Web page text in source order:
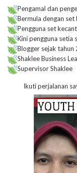
Pengamal dan
Bermula dengan set
Pengguna set
Kini pengguna setia
Blogger sejak tahun
Shaklee Business
Supervisor Shaklee
Ikuti perjalanan